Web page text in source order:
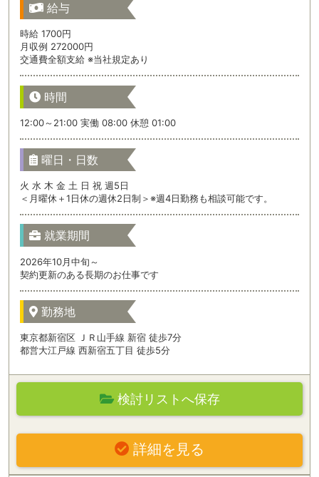
給与
時給 1700円
月収例 272000円
交通費全額支給 ※当社規定あり
時間
12:00～21:00 実働 08:00 休憩 01:00
曜日・日数
火 水 木 金 土 日 祝 週5日
＜月曜休＋1日休の週休2日制＞※週4日勤務も相談可能です。
就業期間
2026年10月中旬～
契約更新のある長期のお仕事です
勤務地
東京都新宿区 ＪＲ山手線 新宿 徒歩7分
都営大江戸線 西新宿五丁目 徒歩5分
検討リストへ保存
詳細を見る